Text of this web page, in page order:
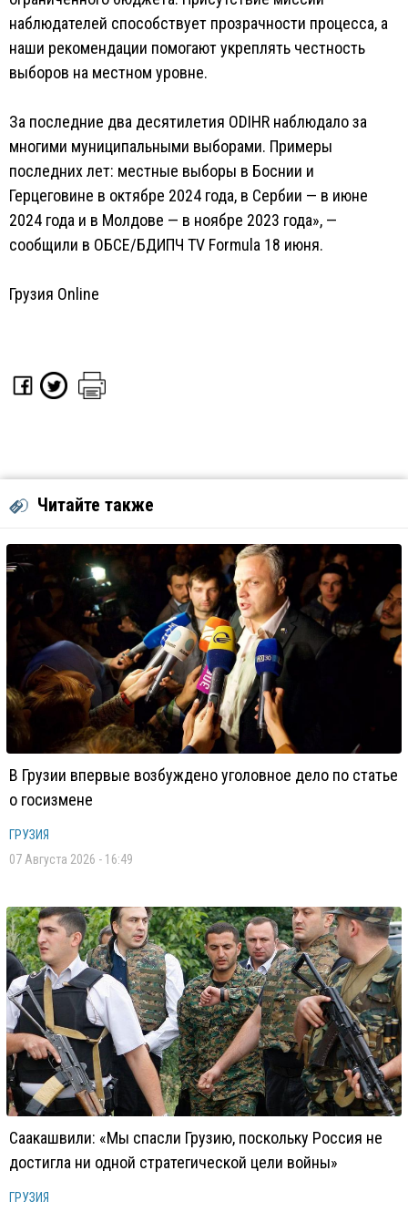
наблюдателей способствует прозрачности процесса, а
наши рекомендации помогают укреплять честность
выборов на местном уровне.
За последние два десятилетия ODIHR наблюдало за
многими муниципальными выборами. Примеры
последних лет: местные выборы в Боснии и
Герцеговине в октябре 2024 года, в Сербии — в июне
2024 года и в Молдове — в ноябре 2023 года», —
сообщили в ОБСЕ/БДИПЧ TV Formula 18 июня.
Грузия Online
Читайте также
В Грузии впервые возбуждено уголовное дело по статье
о госизмене
ГРУЗИЯ
07 Августа 2026 - 16:49
Саакашвили: «Мы спасли Грузию, поскольку Россия не
достигла ни одной стратегической цели войны»
ГРУЗИЯ